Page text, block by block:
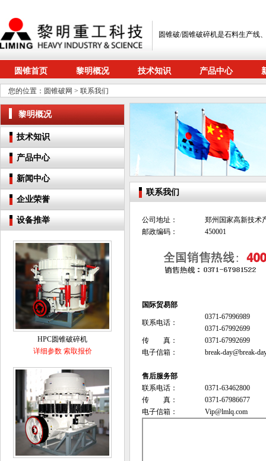
圆锥破/圆锥破碎机是石料生产线
圆锥首页 黎明概况 技术知识 产品中心
您的位置： 圆锥破网 > 联系我们
黎明概况
技术知识
产品中心
新闻中心
企业荣誉
设备推举
HPC圆锥破碎机
详细参数 索取报价
联系我们
公司地址：
郑州国家高新技术
邮政编码：
450001
国际贸易部
联系电话：
0371-67996989
0371-67992699
传 真：
0371-67992699
电子信箱：
break-day@break-
售后服务部
联系电话：
0371-63462800
传 真：
0371-67986677
电子信箱：
Vip@lmlq.com